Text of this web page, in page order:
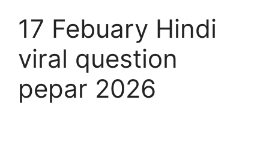
17 Febuary Hindi
viral question
pepar 2026